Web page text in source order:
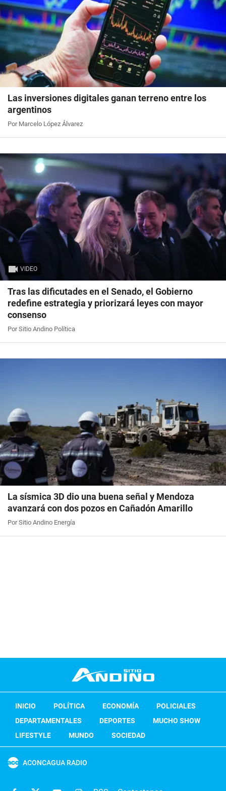
Las inversiones digitales ganan terreno entre los
argentinos
Por Marcelo López Álvarez
VIDEO
Tras las dificutades en el Senado, el Gobierno
redefine estrategia y priorizará leyes con mayor
consenso
Por Sitio Andino Política
La sísmica 3D dio una buena señal y Mendoza
avanzará con dos pozos en Cañadón Amarillo
Por Sitio Andino Energía
INICIO POLÍTICA ECONOMÍA
POLICIALES
DEPARTAMENTALES
DEPORTES
MUCHO SHOW
LIFESTYLE
MUNDO SOCIEDAD
ACONCAGUA RADIO